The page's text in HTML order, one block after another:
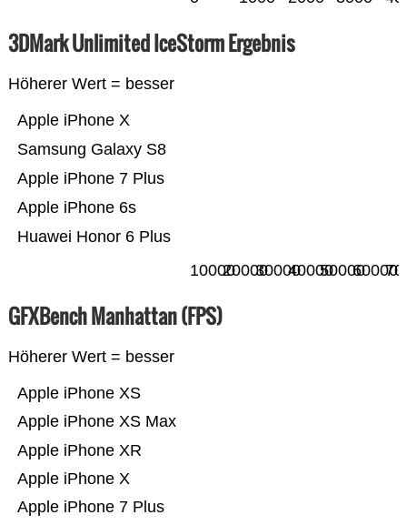
3DMark Unlimited IceStorm Ergebnis
Höherer Wert = besser
Huawei Honor 6 Plus
Apple iPhone 6s
Apple iPhone 7 Plus
Samsung Galaxy S8
Apple iPhone X
100002000030000400005000060000
GFXBench Manhattan (FPS)
Höherer Wert = besser
Apple iPhone 7 Plus
Apple iPhone X
Apple iPhone XR
Apple iPhone XS Max
Apple iPhone XS